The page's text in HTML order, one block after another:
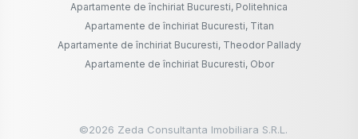
Apartamente de închiriat Bucuresti, Politehnica
Apartamente de închiriat Bucuresti, Titan
Apartamente de închiriat Bucuresti, Theodor Pallady
Apartamente de închiriat Bucuresti, Obor
©2026 Zeda Consultanta Imobiliara S.R.L.